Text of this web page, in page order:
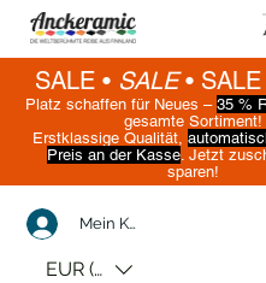
SALE • SALE• SALE
Platz schaffen für Neues – 35 %
gesamte Sortiment!
Erstklassige Qualität,
Preis an der Kasse. Jetzt
sparen!
Mein Konto
EUR (€)